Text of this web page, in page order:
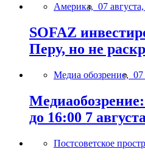
Америка, 07
SOFAZ
Перу, но не
Медиа обозрение, 07
до 16:00 7
Постсоветское